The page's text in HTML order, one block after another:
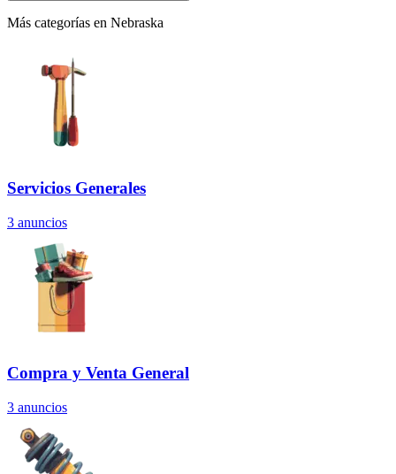
Más categorías en Nebraska
Servicios Generales
3 anuncios
Compra y Venta General
3 anuncios